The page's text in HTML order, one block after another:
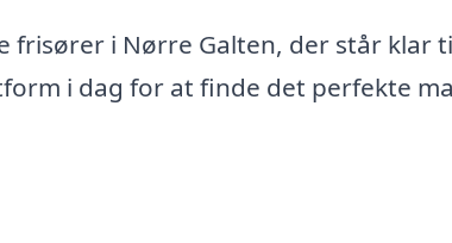
frisører i Nørre Galten, der står klar
i dag for at finde det perfekte